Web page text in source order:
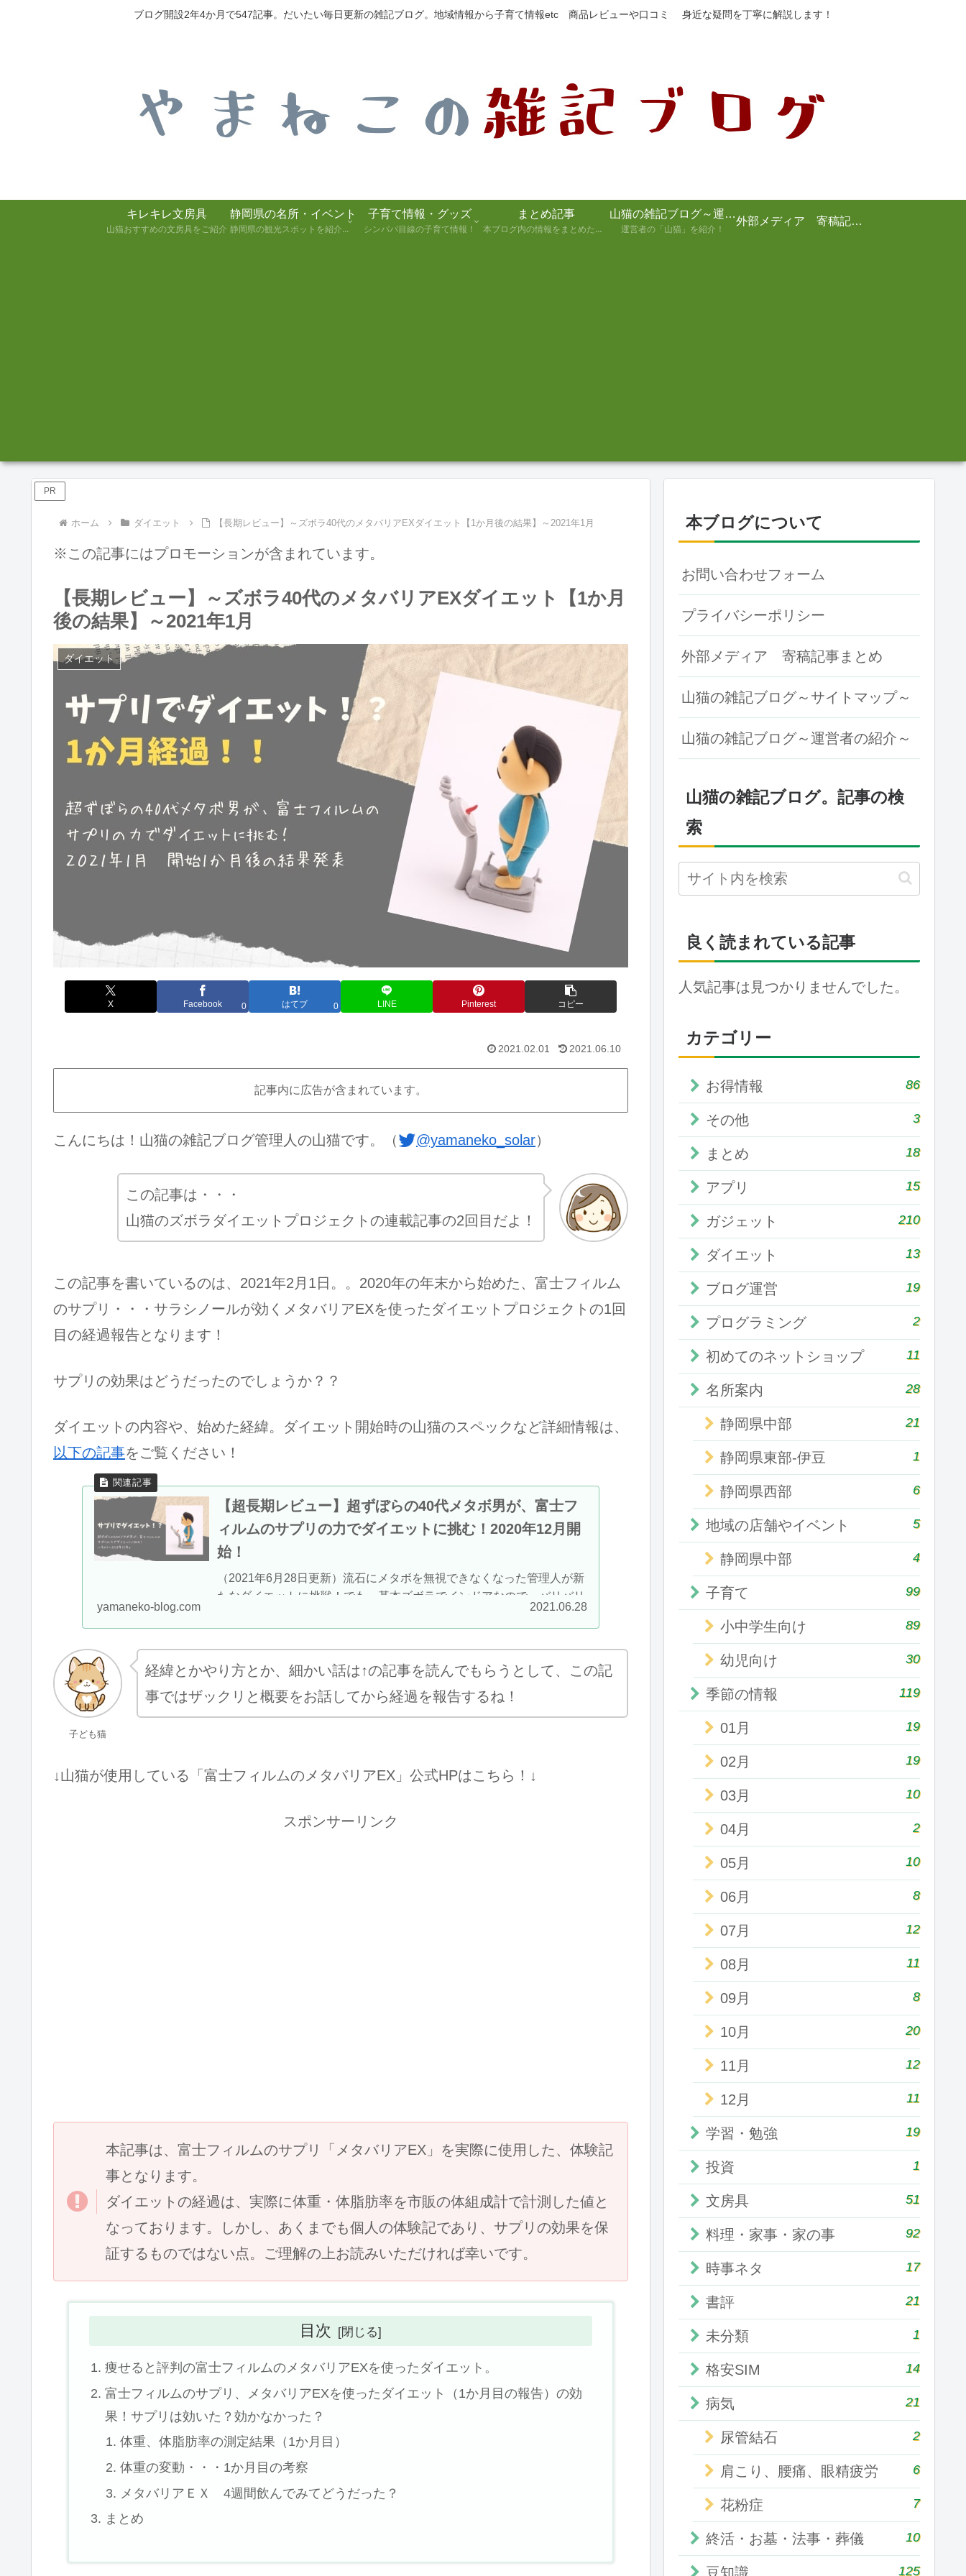
ブログ開設2年4か月で547記事。だいたい毎日更新の雑記ブログ。地域情報から子育て情報etc 商品レビューや口コミ 身近な疑問を丁寧に解説します！
キレキレ文房具
山猫おすすめの文房具をご紹介
静岡県の名所・イベント
静岡県の観光スポットを紹介します！
子育て情報・グッズ
シンパパ目線の子育て情報！
まとめ記事
本ブログ内の情報をまとめた記事
山猫の雑記ブログ～運営者の紹介～
運営者の「山猫」を紹介！
外部メディア 寄稿記事まとめ
PR
ホーム ダイエット 【長期レビュー】～ズボラ40代のメタバリアEXダイエット【1か月後の結果】～2021年1月
※この記事にはプロモーションが含まれています。
【長期レビュー】～ズボラ40代のメタバリアEXダイエット【1か月
後の結果】～2021年1月
ダイエット
X Facebook 0 はてブ 0 LINE Pinterest コピー
2021.02.01 2021.06.10
記事内に広告が含まれています。
こんにちは！山猫の雑記ブログ管理人の山猫です。（ @yamaneko_solar）
この記事は・・・
山猫のズボラダイエットプロジェクトの連載記事の2回目だよ！
この記事を書いているのは、2021年2月1日。。2020年の年末から始めた、富士フィルム
のサプリ・・・サラシノールが効くメタバリアEXを使ったダイエットプロジェクトの1回
目の経過報告となります！
サプリの効果はどうだったのでしょうか？？
ダイエットの内容や、始めた経緯。ダイエット開始時の山猫のスペックなど詳細情報は、
以下の記事をご覧ください！
【超長期レビュー】超ずぼらの40代メタボ男が、富士フ
ィルムのサプリの力でダイエットに挑む！2020年12月開
始！
（2021年6月28日更新）流石にメタボを無視できなくなった管理人が新
たなダイエットに挑戦！でも、基本ズボラでインドアなので、バリバリ
運動するダイエットは出来ません。今回は緩い運動と、痩せるサプリを
使ってダイエットを実践。半年間のプロジェクトは無事終了。とっても
良い結果がでています！
yamaneko-blog.com 2021.06.28
子ども猫
経緯とかやり方とか、細かい話は↑の記事を読んでもらうとして、この記
事ではザックリと概要をお話してから経過を報告するね！
↓山猫が使用している「富士フィルムのメタバリアEX」公式HPはこちら！↓
スポンサーリンク
本記事は、富士フィルムのサプリ「メタバリアEX」を実際に使用した、体験記
事となります。
ダイエットの経過は、実際に体重・体脂肪率を市販の体組成計で計測した値と
なっております。しかし、あくまでも個人の体験記であり、サプリの効果を保
証するものではない点。ご理解の上お読みいただければ幸いです。
目次
痩せると評判の富士フィルムのメタバリアEXを使ったダイエット。
富士フィルムのサプリ、メタバリアEXを使ったダイエット（1か月目の報告）の効
果！サプリは効いた？効かなかった？
体重、体脂肪率の測定結果（1か月目）
体重の変動・・・1か月目の考察
メタバリアＥＸ 4週間飲んでみてどうだった？
まとめ
本ブログについて
お問い合わせフォーム
プライバシーポリシー
外部メディア 寄稿記事まとめ
山猫の雑記ブログ～サイトマップ～
山猫の雑記ブログ～運営者の紹介～
山猫の雑記ブログ。記事の検
索
良く読まれている記事
人気記事は見つかりませんでした。
カテゴリー
お得情報 86
その他 3
まとめ 18
アプリ 15
ガジェット 210
ダイエット 13
ブログ運営 19
プログラミング 2
初めてのネットショップ 11
名所案内 28
静岡県中部 21
静岡県東部-伊豆 1
静岡県西部 6
地域の店舗やイベント 5
静岡県中部 4
子育て 99
小中学生向け 89
幼児向け 30
季節の情報 119
01月 19
02月 19
03月 10
04月 2
05月 10
06月 8
07月 12
08月 11
09月 8
10月 20
11月 12
12月 11
学習・勉強 19
投資 1
文房具 51
料理・家事・家の事 92
時事ネタ 17
書評 21
未分類 1
格安SIM 14
病気 21
尿管結石 2
肩こり、腰痛、眼精疲労 6
花粉症 7
終活・お墓・法事・葬儀 10
豆知識 125